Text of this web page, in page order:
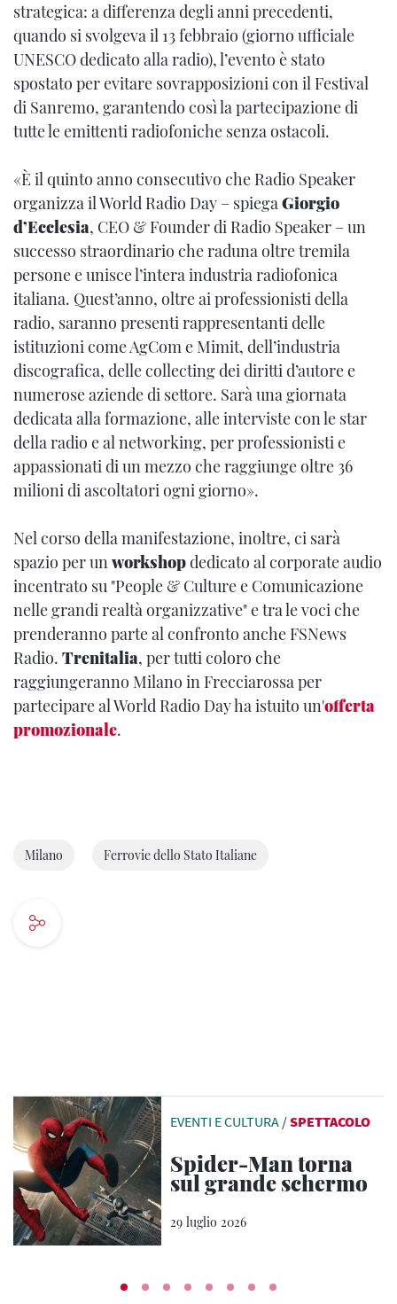
strategica: a differenza degli anni precedenti,
quando si svolgeva il 13 febbraio (giorno ufficiale
UNESCO dedicato alla radio), l’evento è stato
spostato per evitare sovrapposizioni con il Festival
di Sanremo, garantendo così la partecipazione di
tutte le emittenti radiofoniche senza ostacoli.
«È il quinto anno consecutivo che Radio Speaker
organizza il World Radio Day – spiegaGiorgio
d’Ecclesia, CEO & Founder di Radio Speaker – un
successo straordinario che raduna oltre tremila
persone e unisce l’intera industria radiofonica
italiana. Quest’anno, oltre ai professionisti della
radio, saranno presenti rappresentanti delle
istituzioni come AgCom e Mimit, dell’industria
discografica, delle collecting dei diritti d’autore e
numerose aziende di settore. Sarà una giornata
dedicata alla formazione, alle interviste con le star
della radio e al networking, per professionisti e
appassionati di un mezzo che raggiunge oltre 36
milioni di ascoltatori ogni giorno».
Nel corso della manifestazione, inoltre, ci sarà
spazio per unworkshopdedicato al corporate audio
incentrato su "People & Culture e Comunicazione
nelle grandi realtà organizzative" e tra le voci che
prenderanno parte al confronto anche FSNews
Radio. Trenitalia, per tutti coloro che
raggiungeranno Milano in Frecciarossa per
partecipare al World Radio Day ha istuito un'offerta
promozionale.
Milano Ferrovie dello Stato Italiane
EVENTI E CULTURA /SPETTACOLO
Spider-Man torna
sul grande schermo
29 luglio 2026